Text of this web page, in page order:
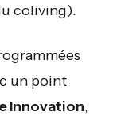
coliving).
un point
Innovation,